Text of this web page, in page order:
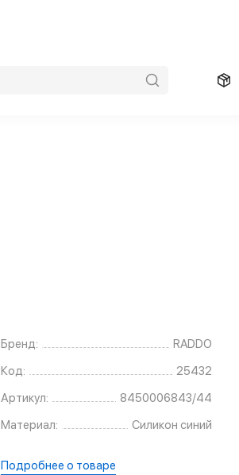
Бренд:
RADDO
Код:
25432
Артикул:
8450006843/44
Материал:
Силикон синий
Подробнее о товаре